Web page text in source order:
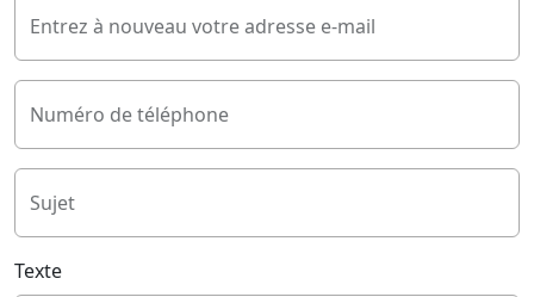
Entrez à nouveau votre adresse e-mail
Numéro de téléphone
Sujet
Texte